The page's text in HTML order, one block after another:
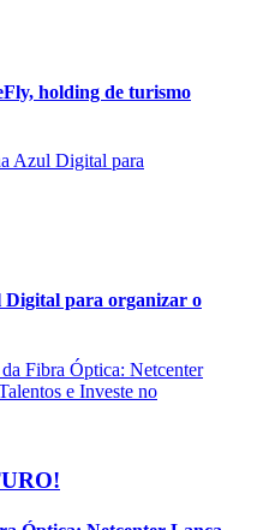
holding de turismo
Digital para organizar o